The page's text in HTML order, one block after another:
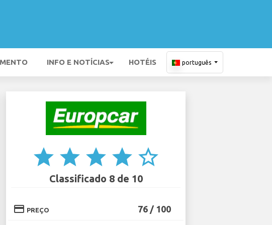
INFO E NOTÍCIAS HOTÉIS português
star star star star star_border
Classificado 8 de 10
credit_card PREÇO 76 / 100